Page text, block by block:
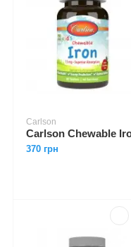
Carlson
370 грн